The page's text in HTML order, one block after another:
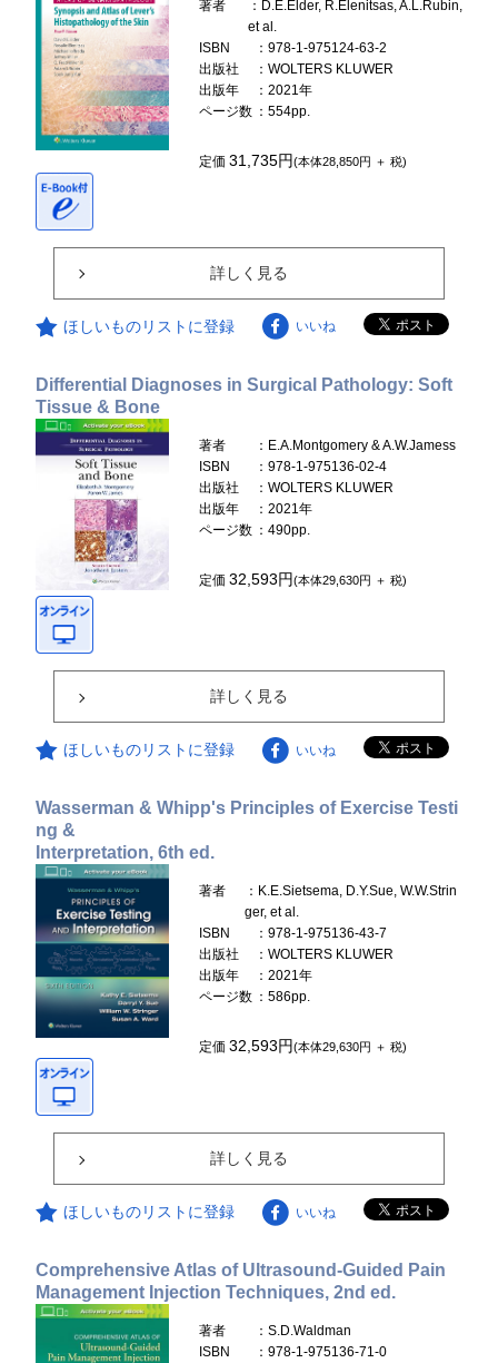
著者
：D.E.Elder, R.Elenitsas, A.L.Rubin,
et al.
ISBN
：978-1-975124-63-2
出版社
：WOLTERS KLUWER
出版年
：2021年
ページ数 ：554pp.
定価31,735円(本体28,850円 ＋ 税)
詳しく見る
ほしいものリストに登録 いいね
Differential Diagnoses in Surgical Pathology: Soft
Tissue & Bone
著者
：E.A.Montgomery & A.W.Jamess
ISBN
：978-1-975136-02-4
出版社
：WOLTERS KLUWER
出版年
：2021年
ページ数 ：490pp.
定価32,593円(本体29,630円 ＋ 税)
詳しく見る
ほしいものリストに登録 いいね
Wasserman & Whipp's Principles of Exercise Testi
ng &
Interpretation, 6th ed.
著者
：K.E.Sietsema, D.Y.Sue, W.W.Strin
ger, et al.
ISBN
：978-1-975136-43-7
出版社
：WOLTERS KLUWER
出版年
：2021年
ページ数 ：586pp.
定価32,593円(本体29,630円 ＋ 税)
詳しく見る
ほしいものリストに登録 いいね
Comprehensive Atlas of Ultrasound-Guided Pain
Management Injection Techniques, 2nd ed.
著者
：S.D.Waldman
ISBN
：978-1-975136-71-0